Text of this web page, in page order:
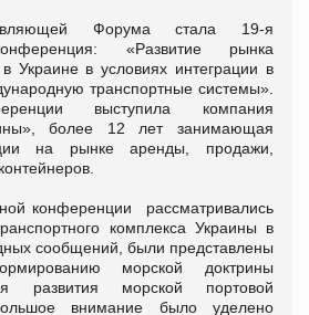
Форума стала 19-я
«Развитие рынка
Украине в условиях интеграции в
транспортные системы».
выступила компания
более 12 лет занимающая
на рынке аренды, продажи,
конференции рассматривались
комплекса Украины в
сообщений, были представлены
морской доктрины
развития морской портовой
внимание было уделено